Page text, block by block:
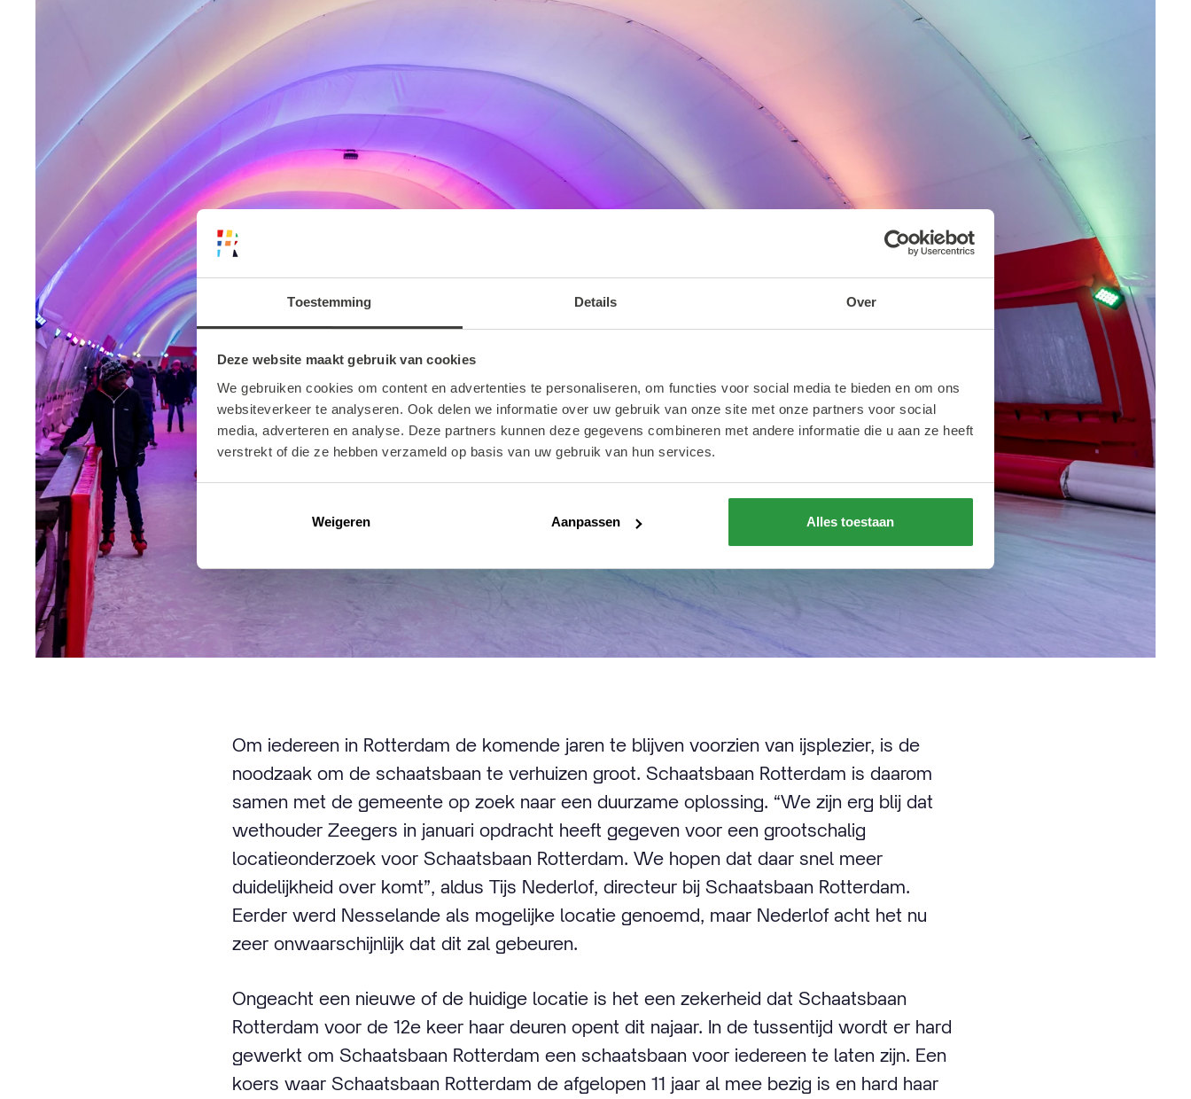
Toestemming Details Over
Deze website maakt gebruik van cookies
We gebruiken cookies om content en advertenties te personaliseren, om functies voor social media te bieden en om ons
websiteverkeer te analyseren. Ook delen we informatie over uw gebruik van onze site met onze partners voor social
media, adverteren en analyse. Deze partners kunnen deze gegevens combineren met andere informatie die u aan ze heeft
verstrekt of die ze hebben verzameld op basis van uw gebruik van hun services.
Weigeren Aanpassen Alles toestaan
Om iedereen in Rotterdam de komende jaren te blijven voorzien van ijsplezier, is de
noodzaak om de schaatsbaan te verhuizen groot. Schaatsbaan Rotterdam is daarom
samen met de gemeente op zoek naar een duurzame oplossing. “We zijn erg blij dat
wethouder Zeegers in januari opdracht heeft gegeven voor een grootschalig
locatieonderzoek voor Schaatsbaan Rotterdam. We hopen dat daar snel meer
duidelijkheid over komt”, aldus Tijs Nederlof, directeur bij Schaatsbaan Rotterdam.
Eerder werd Nesselande als mogelijke locatie genoemd, maar Nederlof acht het nu
zeer onwaarschijnlijk dat dit zal gebeuren.
Ongeacht een nieuwe of de huidige locatie is het een zekerheid dat Schaatsbaan
Rotterdam voor de 12e keer haar deuren opent dit najaar. In de tussentijd wordt er hard
gewerkt om Schaatsbaan Rotterdam een schaatsbaan voor iedereen te laten zijn. Een
koers waar Schaatsbaan Rotterdam de afgelopen 11 jaar al mee bezig is en hard haar